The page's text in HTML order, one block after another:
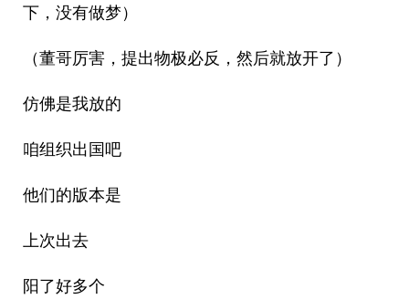
下，没有做梦）
（董哥厉害，提出物极必反，然后就放开了）
仿佛是我放的
咱组织出国吧
他们的版本是
上次出去
阳了好多个